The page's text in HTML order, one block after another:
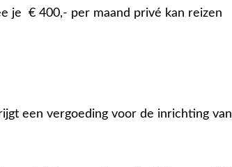
je € 400,- per maand privé kan reizen
een vergoeding voor de inrichting van